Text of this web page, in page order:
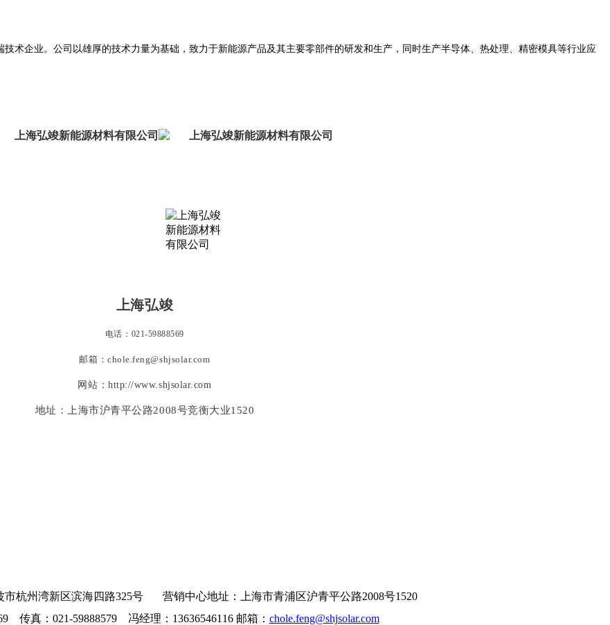
术企业。公司以雄厚的技术力量为基础，致力于新能源产品及其主要零部件的研发和生产，同时生产半导体、热处理、精密模具等行业应
上海弘竣
电话：021-59888569
邮箱：chole.feng@shjsolar.com
网站：http://www.shjsolar.com
地址：上海市沪青平公路2008号竞衡大业1520
市杭州湾新区滨海四路325号 营销中心地址：上海市青浦区沪青平公路2008号1520
传真：021-59888579 冯经理：13636546116 邮箱： chole.feng@shjsolar.com